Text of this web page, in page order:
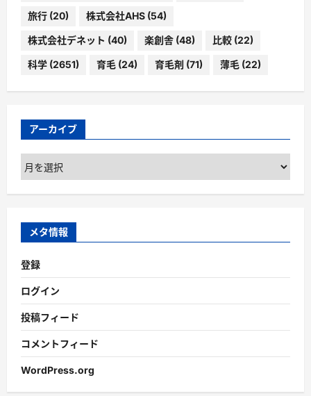
旅行 (20) 株式会社AHS (54)
株式会社デネット (40) 楽創舎 (48) 比較 (22)
科学 (2651) 育毛 (24) 育毛剤 (71) 薄毛 (22)
アーカイブ
ア
ー
カ
ブ
メタ情報
登録
ログイン
投稿フィード
コメントフィード
WordPress.org